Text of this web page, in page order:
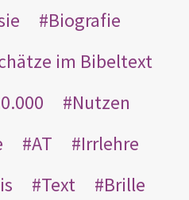
Biografie
im Bibeltext
Nutzen
AT
Irrlehre
Text
Brille